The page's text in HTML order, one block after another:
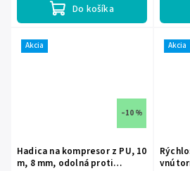
Do košíka
Akcia
–10 %
Hadica na kompresor z PU, 10
m, 8 mm, odolná proti
Akcia